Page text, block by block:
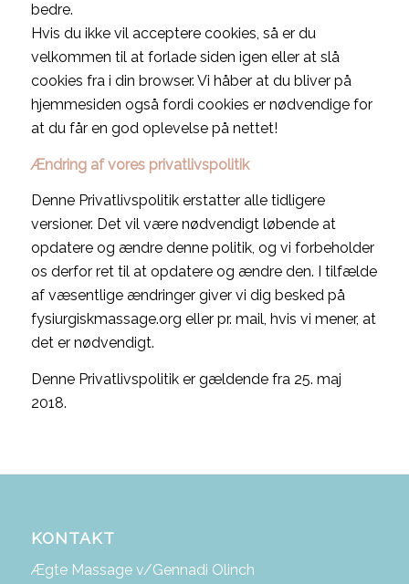
bedre.
Hvis du ikke vil acceptere cookies, så er du
velkommen til at forlade siden igen eller at slå
cookies fra i din browser. Vi håber at du bliver på
hjemmesiden også fordi cookies er nødvendige for
at du får en god oplevelse på nettet!
Ændring af vores privatlivspolitik
Denne Privatlivspolitik erstatter alle tidligere
versioner. Det vil være nødvendigt løbende at
opdatere og ændre denne politik, og vi forbeholder
os derfor ret til at opdatere og ændre den. I tilfælde
af væsentlige ændringer giver vi dig besked på
fysiurgiskmassage.org eller pr. mail, hvis vi mener, at
det er nødvendigt.
Denne Privatlivspolitik er gældende fra 25. maj
2018.
KONTAKT
Ægte Massage v/Gennadi Olinch